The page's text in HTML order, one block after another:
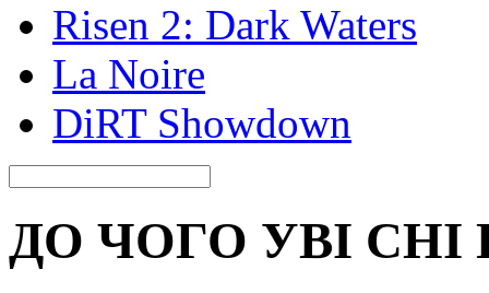
Risen 2: Dark Waters
La Noire
DiRT Showdown
ДО ЧОГО УВІ СНІ